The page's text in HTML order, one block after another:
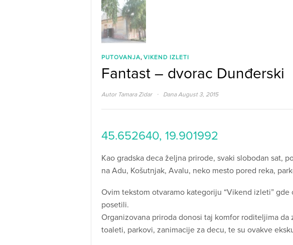
PUTOVANJA, VIKEND IZLETI
Fantast – dvorac Dunđerski
Autor Tamara Zidar · Dana August 3, 2015
45.652640, 19.901992
Kao gradska deca željna prirode, svaki slobodan sat,
na Adu, Košutnjak, Avalu, neko mesto pored reka,
Ovim tekstom otvaramo kategoriju “Vikend izleti”
posetili.
Organizovana priroda donosi taj komfor roditeljima
toaleti, parkovi, zanimacije za decu, te su ovakve